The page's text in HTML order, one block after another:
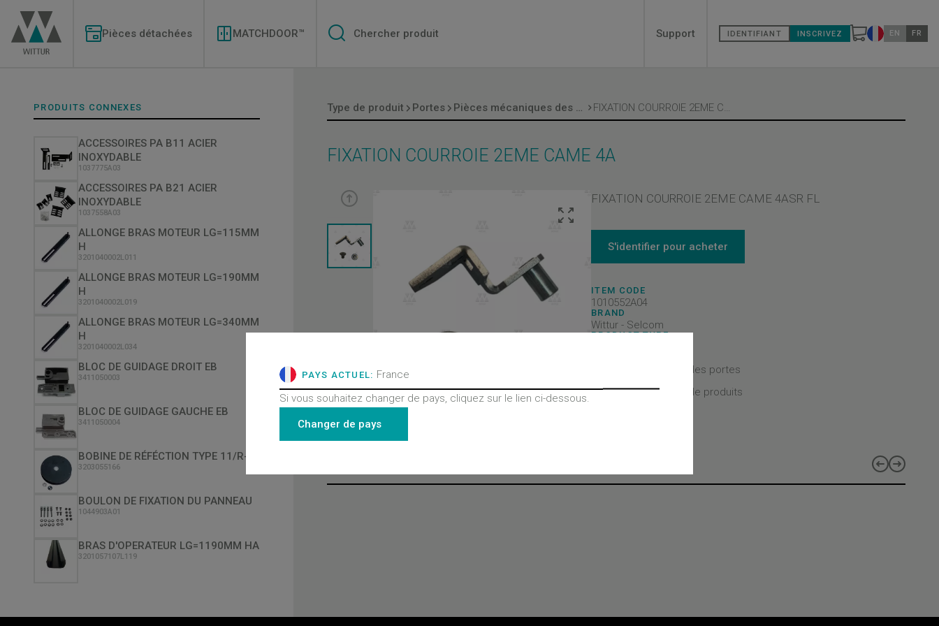
contenu
principal
Pièces détachées
MATCHDOOR™
Secondary
Support IDENTIFIANT INSCRIVEZ Changer de
EN FR
Type de produit Portes Pièces mécaniques des portes FIXATION COURROIE 2EME CAME 4A
FIXATION COURROIE 2EME CAME 4A
FIXATION COURROIE 2EME CAME 4ASR FL
S'identifier pour acheter
ITEM CODE
1010552A04
BRAND
Wittur - Selcom
PRODUCT TYPE
Pièces mécaniques des portes
Toutes les gammes de produits
PRODUITS CONNEXES
ACCESSOIRES PA B11 ACIER
INOXYDABLE
1037775A03
ACCESSOIRES PA B21 ACIER
INOXYDABLE
1037558A03
ALLONGE BRAS MOTEUR LG=115MM
H
3201040002L011
ALLONGE BRAS MOTEUR LG=190MM
H
3201040002L019
ALLONGE BRAS MOTEUR LG=340MM
H
3201040002L034
BLOC DE GUIDAGE DROIT EB
3411050003
BLOC DE GUIDAGE GAUCHE EB
3411050004
BOBINE DE RÉFÉCTION TYPE 11/R-L
3203055166
BOULON DE FIXATION DU PANNEAU
1044903A01
BRAS D'OPERATEUR LG=1190MM HA
3201057107L119
PAYS ACTUEL: France
Si vous souhaitez changer de pays, cliquez sur le lien ci-dessous.
Changer de pays